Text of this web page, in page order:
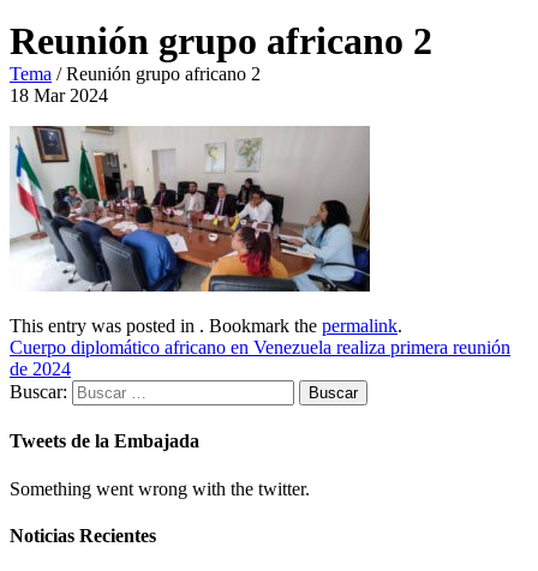
Reunión grupo africano 2
Tema /Reunión grupo africano 2
18 Mar 2024
This entry was posted in . Bookmark the permalink.
Cuerpo diplomático africano en Venezuela realiza primera reunión
de 2024
Buscar:
Tweets de la Embajada
Something went wrong with the twitter.
Noticias Recientes